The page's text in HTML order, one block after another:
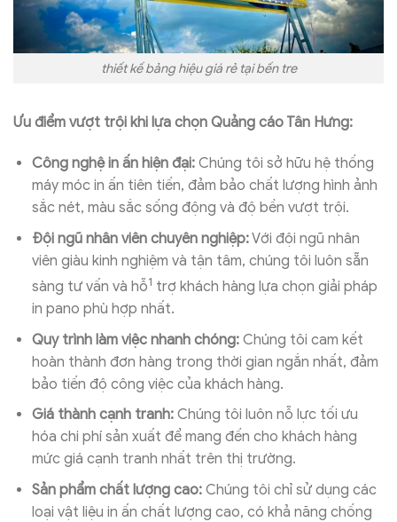
thiết kế bảng hiệu giá rẻ tại bến tre
Ưu điểm vượt trội khi lựa chọn Quảng cáo Tân Hưng:
Công nghệ in ấn hiện đại:Chúng tôi sở hữu hệ thống
máy móc in ấn tiên tiến, đảm bảo chất lượng hình ảnh
sắc nét, màu sắc sống động và độ bền vượt trội.
Đội ngũ nhân viên chuyên nghiệp:Với đội ngũ nhân
viên giàu kinh nghiệm và tận tâm, chúng tôi luôn sẵn
sàng tư vấn và hỗ1 trợ khách hàng lựa chọn giải pháp
in pano phù hợp nhất.
Quy trình làm việc nhanh chóng:Chúng tôi cam kết
hoàn thành đơn hàng trong thời gian ngắn nhất, đảm
bảo tiến độ công việc của khách hàng.
Giá thành cạnh tranh:Chúng tôi luôn nỗ lực tối ưu
hóa chi phí sản xuất để mang đến cho khách hàng
mức giá cạnh tranh nhất trên thị trường.
Sản phẩm chất lượng cao:Chúng tôi chỉ sử dụng các
loại vật liệu in ấn chất lượng cao, có khả năng chống